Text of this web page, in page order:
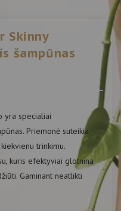
Skinny
šampūnas
yra specialiai
Priemonė suteikia
trinkimu.
kuris efektyviai glotnina
Gaminant neatlikti